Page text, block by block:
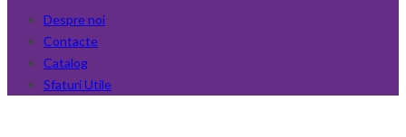
Despre noi
Contacte
Catalog
Sfaturi Utile